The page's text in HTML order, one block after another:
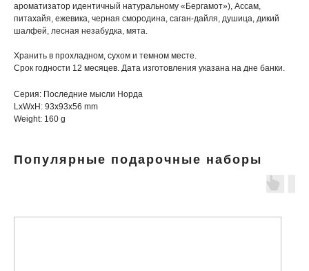
ароматизатор идентичный натуральному «Бергамот»), Ассам,
питахайя, ежевика, черная смородина, саган-дайля, душица, дикий
шалфей, лесная незабудка, мята.
Хранить в прохладном, сухом и темном месте.
Срок годности 12 месяцев. Дата изготовления указана на дне банки.
Серия: Последние мысли Норда
LxWxH: 93x93x56 mm
Weight: 160 g
Популярные подарочные наборы